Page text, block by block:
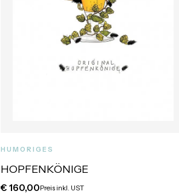
HUMORIGES
HOPFENKÖNIGE
€ 160,00Preis inkl. UST